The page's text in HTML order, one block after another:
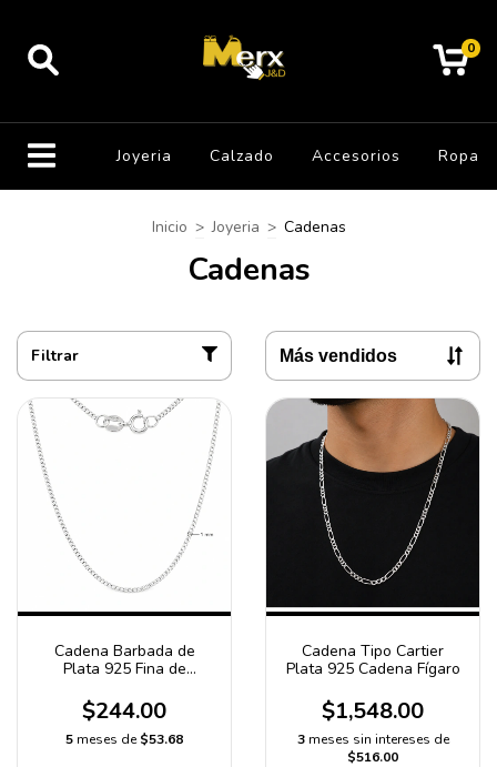
0
Joyeria Calzado Accesorios Ropa
Inicio > Joyeria > Cadenas
Cadenas
Filtrar
Cadena Barbada de
Plata 925 Fina de
Cadena Ligera para
Medallas, Dijes y Uso
Diario
$244.00
5 meses de$53.68
Cadena Tipo Cartier
Plata 925 Cadena Fígaro
$1,548.00
3 meses sin intereses de
$516.00